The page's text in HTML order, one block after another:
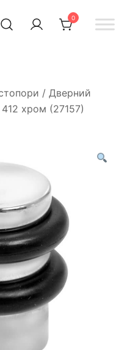
0
/ Дверний
хром (27157)